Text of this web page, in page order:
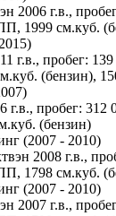
2006 г.в.,
1999 см.куб.
г.в., пробег:
(бензин),
г.в., пробег: 312
(бензин)
(2007 - 2010)
2008 г.в.,
1798 см.куб.
(2007 - 2010)
2007 г.в.,